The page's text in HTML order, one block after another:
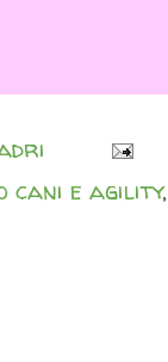
cani e agility,